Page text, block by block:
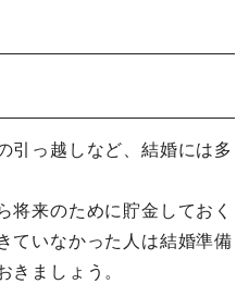
引っ越しなど、結婚には多
将来のために貯金しておく
ていなかった人は結婚準備
きましょう。